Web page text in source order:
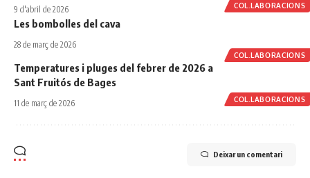
COL.LABORACIONS
9 d'abril de 2026
COL.LABORACIONS
Les bombolles del cava
28 de març de 2026
COL.LABORACIONS
Temperatures i pluges del febrer de 2026 a
Sant Fruitós de Bages
11 de març de 2026
Deixar un comentari